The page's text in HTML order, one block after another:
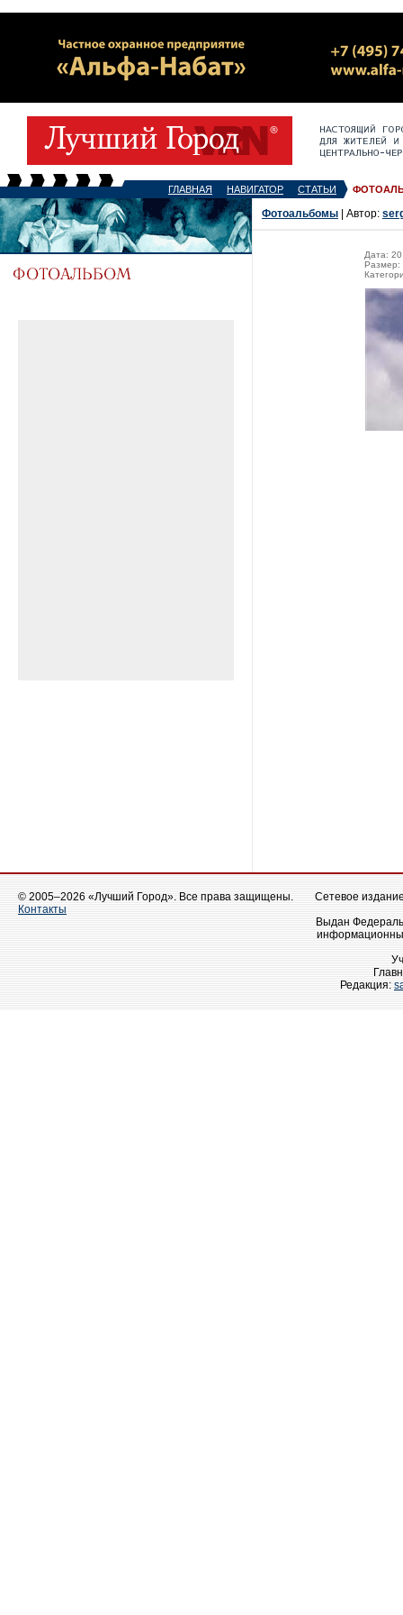
ГЛАВНАЯ НАВИГАТОР СТАТЬИ
Фотоальбомы | Автор:
Дата:
Размер:
© 2005–2026 «Лучший Город». Все права защищены.
Контакты
Сетевое
Выдан
Редакция: